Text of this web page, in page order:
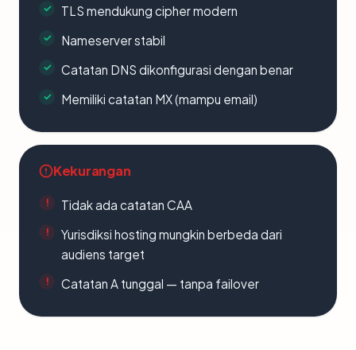
TLS mendukung cipher modern
Nameserver stabil
Catatan DNS dikonfigurasi dengan benar
Memiliki catatan MX (mampu email)
Kekurangan
Tidak ada catatan CAA
Yurisdiksi hosting mungkin berbeda dari
audiens target
Catatan A tunggal — tanpa failover